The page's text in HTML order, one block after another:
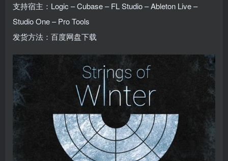
支持宿主：Logic – Cubase – FL Studio – Ableton Live –
Studio One – Pro Tools
发货方法：百度网盘下载